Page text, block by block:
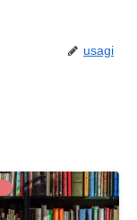
usagi